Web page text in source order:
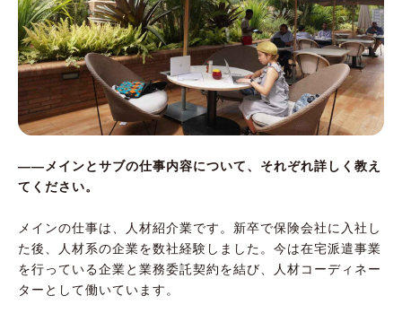
――メインとサブの仕事内容について、それぞれ詳しく教え
てください。
メインの仕事は、人材紹介業です。新卒で保険会社に入社し
た後、人材系の企業を数社経験しました。今は在宅派遣事業
を行っている企業と業務委託契約を結び、人材コーディネー
ターとして働いています。